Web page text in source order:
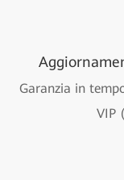
Garanzia in
VIP